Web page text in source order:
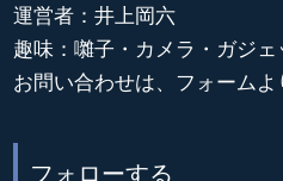
運営者：井上岡六
趣味：囃子・カメラ・ガジェ
お問い合わせは、フォームよ
フォローする